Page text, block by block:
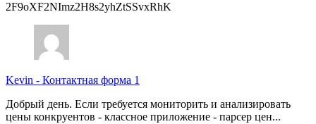
2F9oXF2NImz2H8s2yhZtSSvxRhK
Kevin - Контактная форма 1
Добрый день. Если требуется мониторить и анализировать
цены конкруентов - классное приложение - парсер цен...